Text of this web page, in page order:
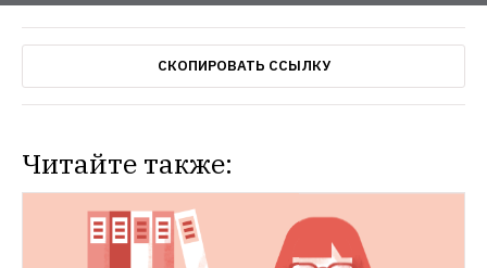
СКОПИРОВАТЬ ССЫЛКУ
Читайте также: